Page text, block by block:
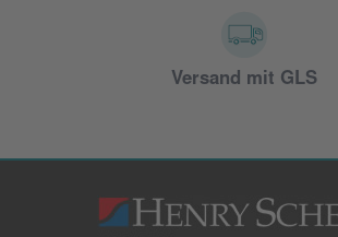
Versand mit GLS